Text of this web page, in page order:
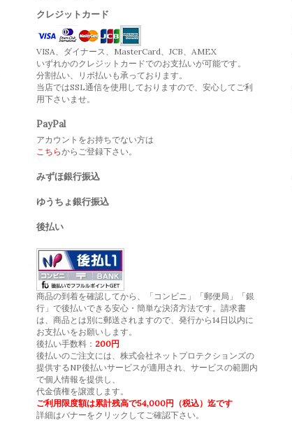
クレジットカード
VISA、ダイナース、MasterCard、JCB、AMEX
いずれかのクレジットカードでのお支払いが可能です。
分割払い、リボ払いも承っております。
当店ではSSL通信を使用しておりますので、安心してご利
用下さいませ。
PayPal
アカウントをお持ちでない方は
こちらからご登録下さい。
みずほ銀行振込
ゆうちょ銀行振込
後払い
商品の到着を確認してから、「コンビニ」「郵便局」「銀
行」で後払いできる安心・簡単な決済方法です。請求書
は、商品とは別に郵送されますので、発行から14日以内に
お支払いをお願いします。
後払い手数料： 200円
後払いのご注文には、 株式会社ネットプロテクションズの
提供するNP後払いサービスが適用され、サービスの範囲内
で個人情報を提供し、
代金債権を譲渡します。
ご利用限度額は累計残高で54,000円（税込）迄です
詳細はバナーをクリックしてご確認下さい。